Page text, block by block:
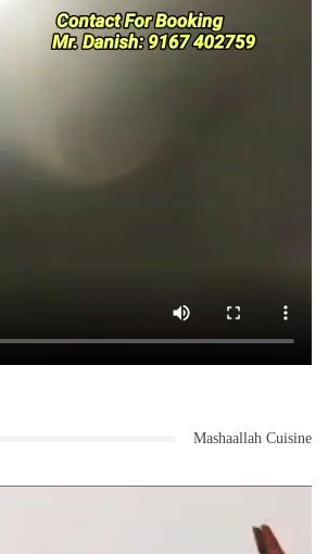
Mashaallah Cuisine